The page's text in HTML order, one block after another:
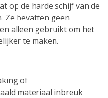
op de harde schijf van de
Ze bevatten geen
alleen gebruikt om het
te maken.
of
materiaal inbreuk